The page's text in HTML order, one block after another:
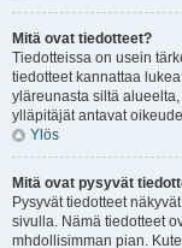
Mitä ovat tiedotteet?
Tiedotteissa on usein
tiedotteet kannattaa
yläreunasta siltä
ylläpitäjät antavat
Ylös
Mitä ovat pysyvät
Pysyvät tiedotteet
sivulla. Nämä tiedotteet
mhdollisimman pian.